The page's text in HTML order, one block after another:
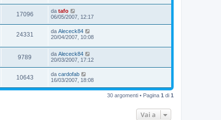
17096 da tafo
06/05/2007, 12:17
24331 da Alececk84
20/04/2007, 10:08
9789 da Alececk84
20/03/2007, 17:12
10643 da cardofab
16/03/2007, 18:08
30 argomenti • Pagina 1 di 1
Vai a